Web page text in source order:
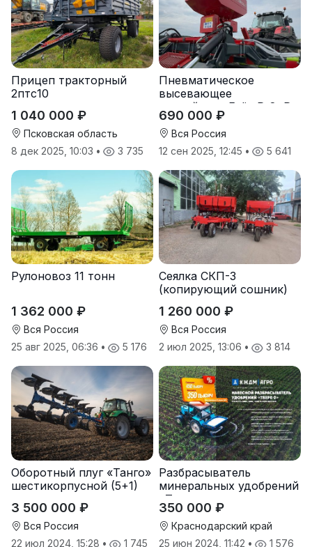
Прицеп тракторный
2птс10
1 040 000 ₽
Псковская область
8 дек 2025, 10:03 • 3 735
Пневматическое
высевающее
устройство Folio R-8, R-
12
690 000 ₽
Вся Россия
12 сен 2025, 12:45 • 5 641
Рулоновоз 11 тонн
1 362 000 ₽
Вся Россия
25 авг 2025, 06:36 • 5 176
Сеялка СКП-3
(копирующий сошник)
1 260 000 ₽
Вся Россия
2 июл 2025, 13:06 • 3 814
Оборотный плуг «Танго»
шестикорпусной (5+1)
3 500 000 ₽
Вся Россия
22 июл 2024, 15:28 • 1 745
Разбрасыватель
минеральных удобрений
«Тверк»
350 000 ₽
Краснодарский край
25 июн 2024, 11:42 • 1 576